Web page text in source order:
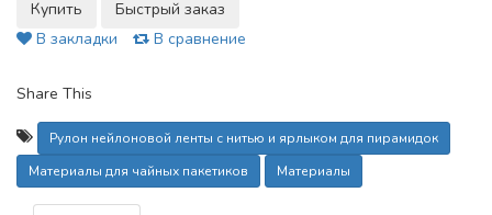
В закладки В сравнение
Share This
Рулон нейлоновой ленты с нитью и ярлыком для пирамидок
Материалы для чайных пакетиков
Материалы